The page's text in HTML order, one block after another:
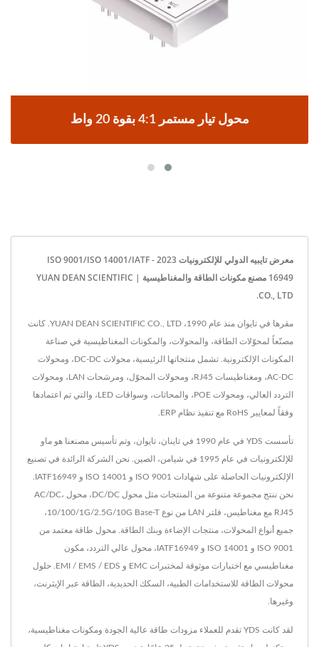
محول تيار مستمر 4:1 بقوة 20 واط
معرض تايبيه الدولي للإلكترونيات 2023 - ISO 9001/ISO 14001/IATF
16949 مصنع مكونات الطاقة والمغناطيسية | YUAN DEAN SCIENTIFIC
CO., LTD.
مقرها في تايوان منذ عام 1990، YUAN DEAN SCIENTIFIC CO., LTD. كانت
مصنّعاً لمحوّلات الطاقة، والمحولات، والمكونات المغناطيسية في صناعة
المكونات الإلكترونية. تشمل منتجاتها الرئيسية، محولات DC-DC، ومحولات
AC-DC، ومغناطيسات RJ45، ومحولات المحوّل، ومرشحات LAN، ومحولات
التردد العالي، ومحولات POE، والمحاثات، وسواقات LED، والتي تم اعتمادها
وفقاً لمعايير RoHS مع تنفيذ نظام ERP.
تأسست YDS في عام 1990 في تاينان، تايوان، وتم تأسيس مصنعنا هو ماو
للإلكترونيات في عام 1995 في شيامن، الصين. نحن الشركة الرائدة في تصنيع
نحن ننتج مجموعة متنوعة من المنتجات مثل محول DC/DC، محول AC/DC،
RJ45 مع مغناطيس، فلتر LAN من نوع 10/100/1G/2.5G/10G Base-T،
جميع أنواع المحولات، منتجات الإضاءة وبنك الطاقة. محول طاقة معتمد من
ISO 9001 و ISO 14001 و IATF16949، محول عالي التردد، مكون
مغناطيسي مع اختبارات موثوقة لمختبرات EMC و EMI / EMS / EDS. حلول
محولات الطاقة للاستخدامات الطبية، السكك الحديدية، الطاقة عبر الإيثرنت،
وغيرها.
لقد كانت YDS تقدم للعملاء مزودات طاقة عالية الجودة ومكونات مغناطيسية،